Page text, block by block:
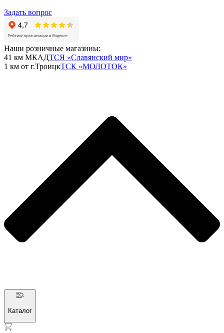
Задать вопрос
Наши розничные магазины:
41 км МКАДТСЯ «Славянский мир»
1 км от г.ТроицкТСК «МОЛОТОК»
Каталог